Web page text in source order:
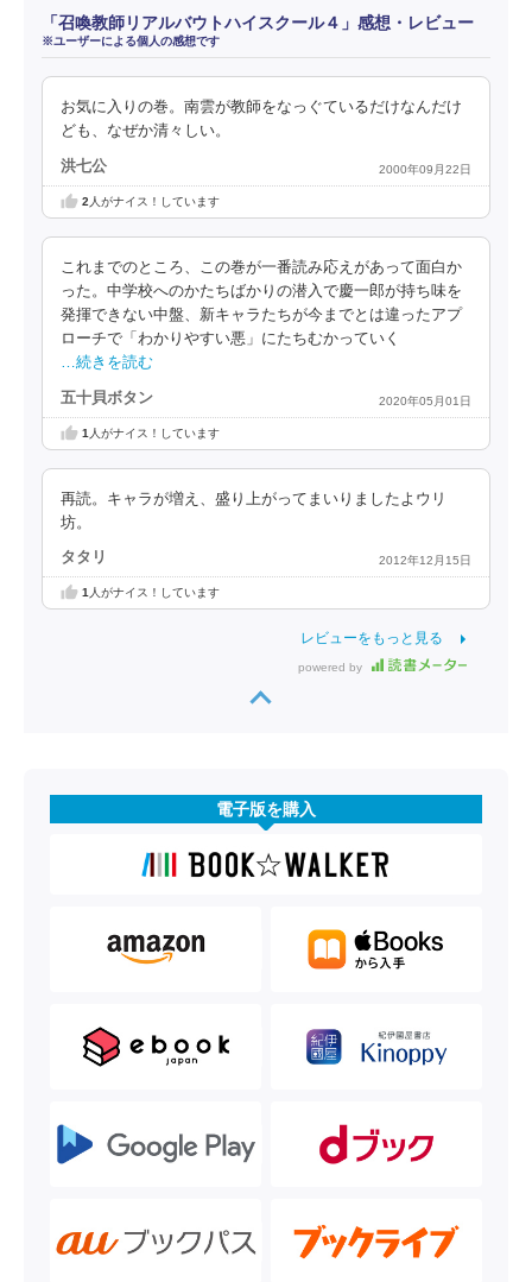
「召喚教師リアルバウトハイスクール４」感想・レビュー
※ユーザーによる個人の感想です
お気に入りの巻。南雲が教師をなっぐているだけなんだけ
ども、なぜか清々しい。
洪七公 2000年09月22日
2 人がナイス！しています
これまでのところ、この巻が一番読み応えがあって面白か
った。中学校へのかたちばかりの潜入で慶一郎が持ち味を
発揮できない中盤、新キャラたちが今までとは違ったアプ
ローチで「わかりやすい悪」にたちむかっていく
…続きを読む
五十貝ボタン 2020年05月01日
1 人がナイス！しています
再読。キャラが増え、盛り上がってまいりましたよウリ
坊。
タタリ 2012年12月15日
1人がナイス！しています
レビューをもっと見る
powered by
電子版を購入